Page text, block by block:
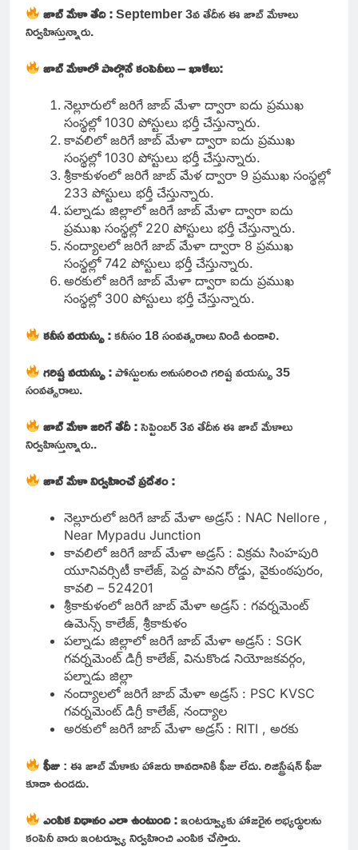
జాబ్ మేళా తేది :September 3వ తేదీన ఈ జాబ్ మేళాలు
నిర్వహిస్తున్నారు.
జాబ్ మేళాలో పాల్గొనే కంపెనీలు – ఖాళీలు:
నెల్లూరులో జరిగే జాబ్ మేళా ద్వారా ఐదు ప్రముఖ
సంస్థల్లో 1030 పోస్టులు భర్తీ చేస్తున్నారు.
కావలిలో జరిగే జాబ్ మేళా ద్వారా ఐదు ప్రముఖ
సంస్థల్లో 1030 పోస్టులు భర్తీ చేస్తున్నారు.
శ్రీకాకుళంలో జరిగే జాబ్ మేళ ద్వారా 9 ప్రముఖ సంస్థల్లో
233 పోస్టులు భర్తీ చేస్తున్నారు.
పల్నాడు జిల్లాలో జరిగే జాబ్ మేళా ద్వారా ఐదు
ప్రముఖ సంస్థల్లో 220 పోస్టులు భర్తీ చేస్తున్నారు.
నంద్యాలలో జరిగే జాబ్ మేళా ద్వారా 8 ప్రముఖ
సంస్థల్లో 742 పోస్టులు భర్తీ చేస్తున్నారు.
అరకులో జరిగే జాబ్ మేళా ద్వారా ఐదు ప్రముఖ
సంస్థల్లో 300 పోస్టులు భర్తీ చేస్తున్నారు.
కనీస వయస్సు :కనీసం 18 సంవత్సరాలు నిండి ఉండాలి.
గరిష్ట వయస్సు :పోస్టులను అనుసరించి గరిష్ట వయస్సు 35
సంవత్సరాలు.
జాబ్ మేళా జరిగే తేదీ :సెప్టెంబర్ 3వ తేదీన ఈ జాబ్ మేళాలు
నిర్వహిస్తున్నారు..
జాబ్ మేళా నిర్వహించే ప్రదేశం :
నెల్లూరులో జరిగే జాబ్ మేళా అడ్రస్ : NAC Nellore ,
Near Mypadu Junction
కావలిలో జరిగే జాబ్ మేళా అడ్రస్ : విక్రమ సింహపురి
యూనివర్సిటీ కాలేజ్, పెద్ద పావని రోడ్డు, వైకుంఠపురం,
కావలి – 524201
శ్రీకాకుళంలో జరిగే జాబ్ మేళా అడ్రస్ : గవర్నమెంట్
ఉమెన్స్ కాలేజ్, శ్రీకాకుళం
పల్నాడు జిల్లాలో జరిగే జాబ్ మేళా అడ్రస్ : SGK
గవర్నమెంట్ డిగ్రీ కాలేజ్, వినుకొండ నియోజకవర్గం,
పల్నాడు జిల్లా
నంద్యాలలో జరిగే జాబ్ మేళా అడ్రస్ : PSC KVSC
గవర్నమెంట్ డిగ్రీ కాలేజ్, నంద్యాల
అరకులో జరిగే జాబ్ మేళా అడ్రస్ : RITI , అరకు
ఫీజు: ఈ జాబ్ మేళాకు హాజరు కావడానికి ఫీజు లేదు. రిజిస్ట్రేషన్ ఫీజు
కూడా ఉండదు.
ఎంపిక విధానం ఎలా ఉంటుంది :ఇంటర్వ్యూకు హాజరైన అభ్యర్థులను
కంపెనీ వారు ఇంటర్వ్యూ నిర్వహించి ఎంపిక చేస్తారు.